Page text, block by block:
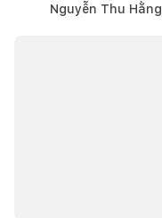
Nguyễn Thu Hằng